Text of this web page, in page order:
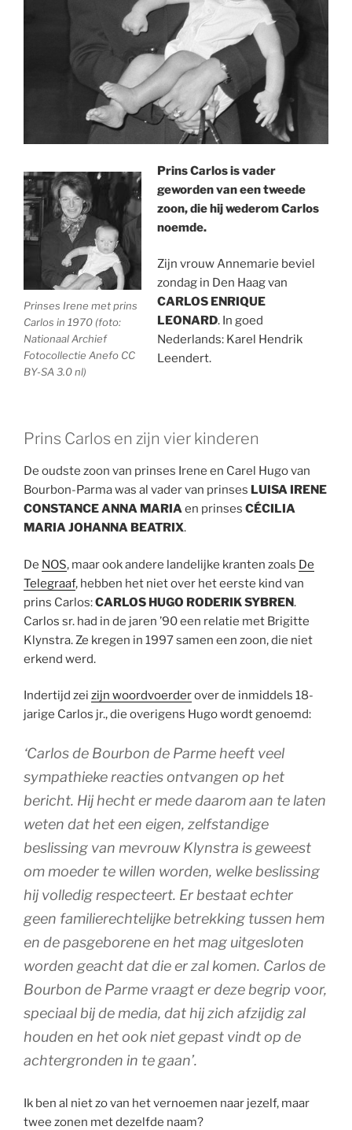
Prinses Irene met prins
Carlos in 1970 (foto:
Nationaal Archief
Fotocollectie Anefo CC
BY-SA 3.0 nl)
Prins Carlos is vader
geworden van een tweede
zoon, die hij wederom Carlos
noemde.
Zijn vrouw Annemarie beviel
zondag in Den Haag van
CARLOS ENRIQUE
LEONARD. In goed
Nederlands: Karel Hendrik
Leendert.
Prins Carlos en zijn vier kinderen
De oudste zoon van prinses Irene en Carel Hugo van
Bourbon-Parma was al vader van prinses LUISA IRENE
CONSTANCE ANNA MARIAen prinses CÉCILIA
MARIA JOHANNA BEATRIX.
De NOS, maar ook andere landelijke kranten zoals De
Telegraaf, hebben het niet over het eerste kind van
prins Carlos:CARLOS HUGO RODERIK SYBREN.
Carlos sr. had in de jaren ’90 een relatie met Brigitte
Klynstra. Ze kregen in 1997 samen een zoon, die niet
erkend werd.
Indertijd zei zijn woordvoerderover de inmiddels 18-
jarige Carlos jr., die overigens Hugo wordt genoemd:
‘Carlos de Bourbon de Parme heeft veel
sympathieke reacties ontvangen op het
bericht. Hij hecht er mede daarom aan te laten
weten dat het een eigen, zelfstandige
beslissing van mevrouw Klynstra is geweest
om moeder te willen worden, welke beslissing
hij volledig respecteert. Er bestaat echter
geen familierechtelijke betrekking tussen hem
en de pasgeborene en het mag uitgesloten
worden geacht dat die er zal komen. Carlos de
Bourbon de Parme vraagt er deze begrip voor,
speciaal bij de media, dat hij zich afzijdig zal
houden en het ook niet gepast vindt op de
achtergronden in te gaan’.
Ik ben al niet zo van het vernoemen naar jezelf, maar
twee zonen met dezelfde naam?